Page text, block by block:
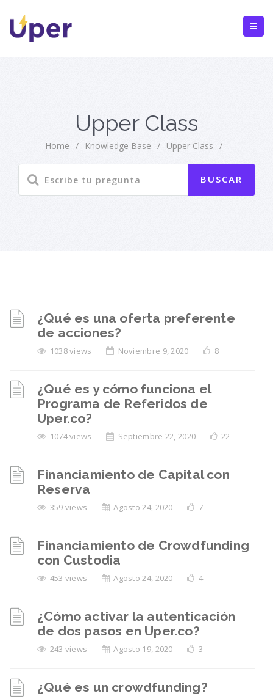
Upper Class
Home / Knowledge Base / Upper Class /
¿Qué es una oferta preferente
de acciones?
1038 views Noviembre 9, 2020 8
¿Qué es y cómo funciona el
Programa de Referidos de
Uper.co?
1074 views Septiembre 22, 2020 22
Financiamiento de Capital con
Reserva
359 views Agosto 24, 2020 7
Financiamiento de Crowdfunding
con Custodia
453 views Agosto 24, 2020 4
¿Cómo activar la autenticación
de dos pasos en Uper.co?
243 views Agosto 19, 2020 3
¿Qué es un crowdfunding?